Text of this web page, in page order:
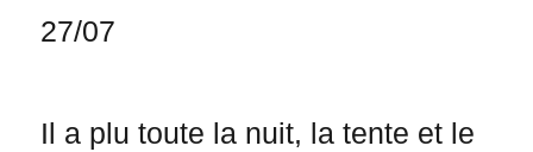
27/07
Il a plu toute la nuit, la tente et le